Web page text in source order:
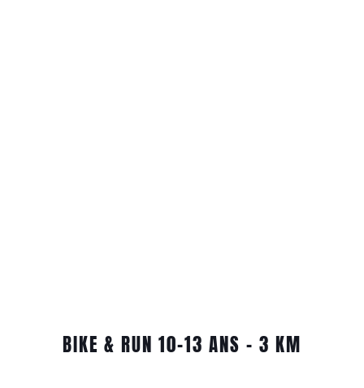
BIKE & RUN 10-13 ANS – 3 KM